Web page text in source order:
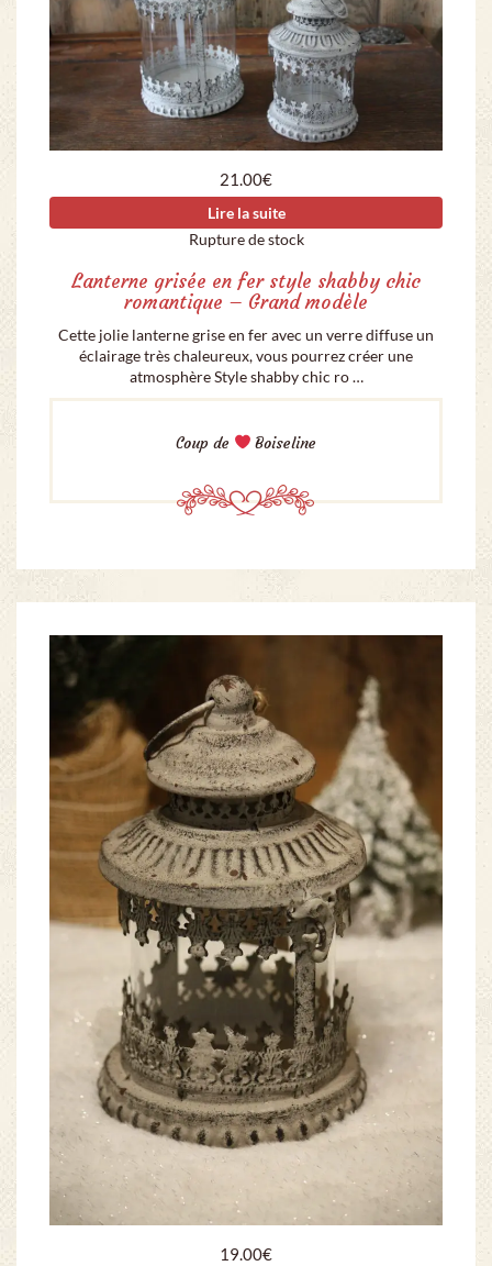
21.00€
Lire la suite
Rupture de stock
Lanterne grisée en fer style shabby chic
romantique – Grand modèle
Cette jolie lanterne grise en fer avec un verre diffuse un
éclairage très chaleureux, vous pourrez créer une
atmosphère Style shabby chic ro …
Coup de Boiseline
19.00€